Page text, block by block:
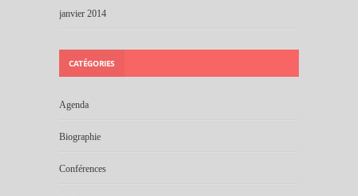
janvier 2014
CATÉGORIES
Agenda
Biographie
Conférences